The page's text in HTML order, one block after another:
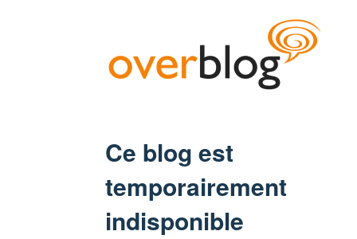
Ce blog est
temporairement
indisponible